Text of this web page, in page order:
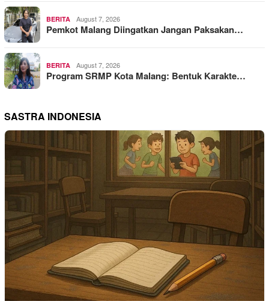
BERITA August 7, 2026
Pemkot Malang Diingatkan Jangan Paksakan…
BERITA August 7, 2026
Program SRMP Kota Malang: Bentuk Karakte…
SASTRA INDONESIA